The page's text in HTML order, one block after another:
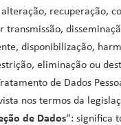
recuperação,
transmissão,
disponibilização,
eliminação ou
de Dados
nos termos da
de Dados“: significa